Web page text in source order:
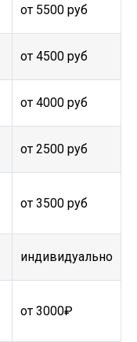
от 5500 руб
от 4500 руб
от 4000 руб
от 2500 руб
от 3500 руб
индивидуально
от 3000₽